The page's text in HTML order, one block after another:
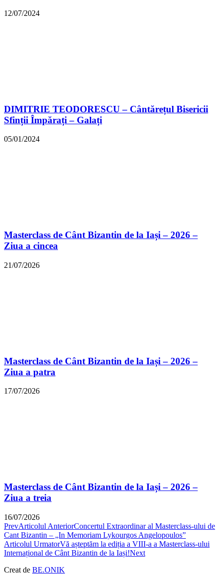
12/07/2024
DIMITRIE TEODORESCU – Cântărețul Bisericii
Sfinții Împărați – Galați
05/01/2024
Masterclass de Cânt Bizantin de la Iași – 2026 –
Ziua a cincea
21/07/2026
Masterclass de Cânt Bizantin de la Iași – 2026 –
Ziua a patra
17/07/2026
Masterclass de Cânt Bizantin de la Iași – 2026 –
Ziua a treia
16/07/2026
PrevArticolul AnteriorConcertul Extraordinar al Masterclass-ului de
Cant Bizantin – „In Memoriam Lykourgos Angelopoulos”
Articolul UrmatorVă așteptăm la ediția a VIII-a a Masterclass-ului
Internațional de Cânt Bizantin de la Iași!Next
Creat de BE.ONIK